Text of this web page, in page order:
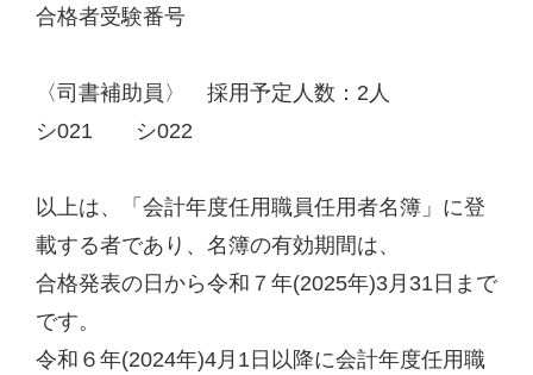
合格者受験番号
〈司書補助員〉 採用予定人数：2人
シ021 シ022
以上は、「会計年度任用職員任用者名簿」に登
載する者であり、名簿の有効期間は、
合格発表の日から令和７年(2025年)3月31日まで
です。
令和６年(2024年)4月1日以降に会計年度任用職